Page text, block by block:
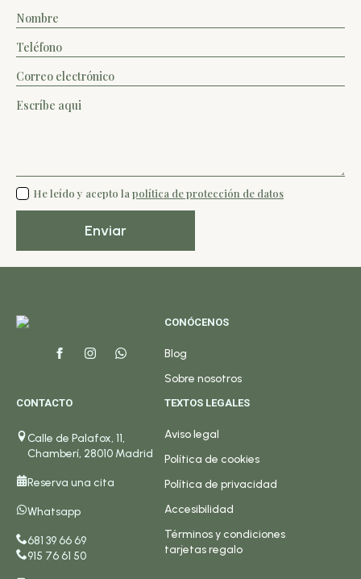
Nombre
*
Teléfono
*
Email
*
Mensaje
*
protección
*
He leído y acepto la política de protección de datos
Enviar
CONÓCENOS
Blog
Sobre nosotros
CONTACTO
Calle de Palafox, 11,
Chamberí, 28010 Madrid
Reserva una cita
Whatsapp
681 39 66 69
915 76 61 50
TEXTOS LEGALES
Aviso legal
Política de cookies
Política de privacidad
Accesibilidad
Términos y condiciones
tarjetas regalo